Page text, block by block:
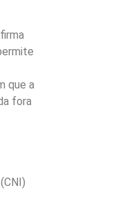
que a
fora